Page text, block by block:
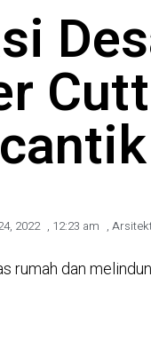
2022 , 12:23 am ,
rumah dan